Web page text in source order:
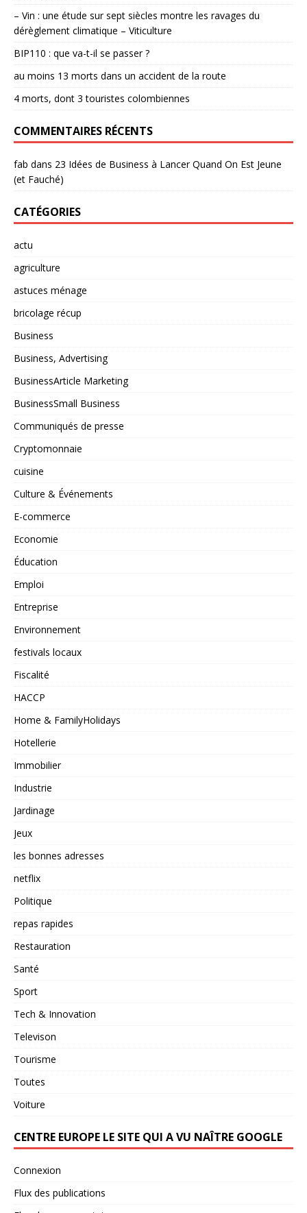
– Vin : une étude sur sept siècles montre les ravages du
dérèglement climatique – Viticulture
BIP110 : que va-t-il se passer ?
au moins 13 morts dans un accident de la route
4 morts, dont 3 touristes colombiennes
COMMENTAIRES RÉCENTS
fab dans 23 Idées de Business à Lancer Quand On Est Jeune
(et Fauché)
CATÉGORIES
actu
agriculture
astuces ménage
bricolage récup
Business
Business, Advertising
BusinessArticle Marketing
BusinessSmall Business
Communiqués de presse
Cryptomonnaie
cuisine
Culture & Événements
E-commerce
Economie
Éducation
Emploi
Entreprise
Environnement
festivals locaux
Fiscalité
HACCP
Home & FamilyHolidays
Hotellerie
Immobilier
Industrie
Jardinage
Jeux
les bonnes adresses
netflix
Politique
repas rapides
Restauration
Santé
Sport
Tech & Innovation
Televison
Tourisme
Toutes
Voiture
CENTRE EUROPE LE SITE QUI A VU NAÎTRE GOOGLE
Connexion
Flux des publications